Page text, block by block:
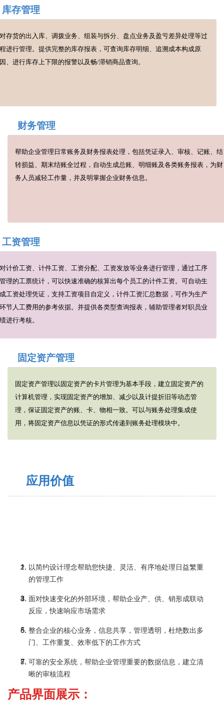
库存管理
对存货的出入库、调拨业务、组装与拆分、盘点业务及盈亏差异处理等过
程进行管理。提供完整的库存报表，可查询库存明细、追溯成本构成原
因、进行库存上下限的报警以及畅/滞销商品查询。
财务管理
帮助企业管理日常账务及财务报表处理，包括凭证录入、审核、记账、结
转损益、期末结账全过程，自动生成总账、明细账及各类账务报表，为财
务人员减轻工作量，并及明掌握企业财务信息。
工资管理
对计价工资、计件工资、工资分配、工资发放等业务进行管理，通过工序
管理的工票统计，可以快速准确的核算出每个员工的计件工资。可自动生
成工资处理凭证，支持工资项目自定义，计件工资汇总数据，可作为生产
环节人工费用的参考依据。并提供各类型查询报表，辅助管理者对职员业
绩进行考核。
固定资产管理
固定资产管理以固定资产的卡片管理为基本手段，建立固定资产的
计算机管理，实现固定资产的增加、减少以及计提折旧等动态管
理，保证固定资产的账、卡、物相一致。可以与账务处理集成使
用，将固定资产信息以凭证的形式传递到账务处理模块中。
应用价值
以简约设计理念帮助您快捷、灵活、有序地处理日益繁重
的管理工作
面对快速变化的外部环境，帮助企业产、供、销形成联动
反应，快速响应市场需求
整合企业的核心业务，信息共享，管理透明，杜绝数出多
门、工作重复、效率低下的工作方式
可靠的安全系统，帮助企业管理重要的数据信息，建立清
晰的审核流程
产品界面展示：